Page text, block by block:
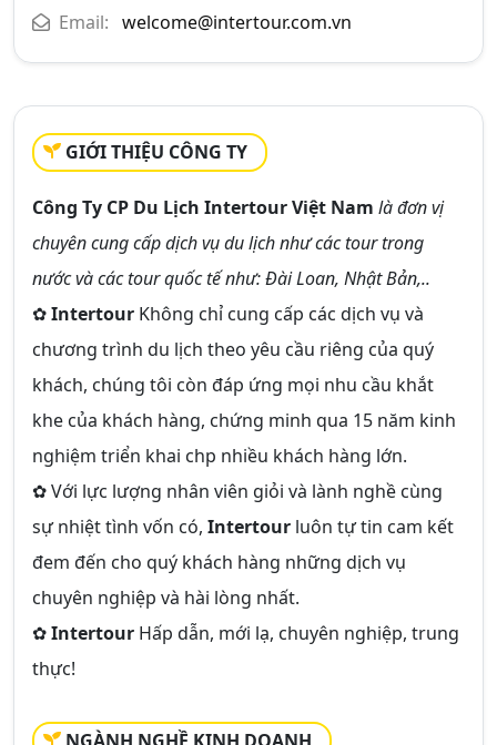
Email: welcome@intertour.com.vn
GIỚI THIỆU CÔNG TY
Công Ty CP Du Lịch Intertour Việt Nam là đơn vị
chuyên cung cấp dịch vụ du lịch như các tour trong
nước và các tour quốc tế như: Đài Loan, Nhật Bản,..
✿Intertour Không chỉ cung cấp các dịch vụ và
chương trình du lịch theo yêu cầu riêng của quý
khách, chúng tôi còn đáp ứng mọi nhu cầu khắt
khe của khách hàng, chứng minh qua 15 năm kinh
nghiệm triển khai chp nhiều khách hàng lớn.
✿ Với lực lượng nhân viên giỏi và lành nghề cùng
sự nhiệt tình vốn có, Intertour luôn tự tin cam kết
đem đến cho quý khách hàng những dịch vụ
chuyên nghiệp và hài lòng nhất.
✿Intertour Hấp dẫn, mới lạ, chuyên nghiệp, trung
thực!